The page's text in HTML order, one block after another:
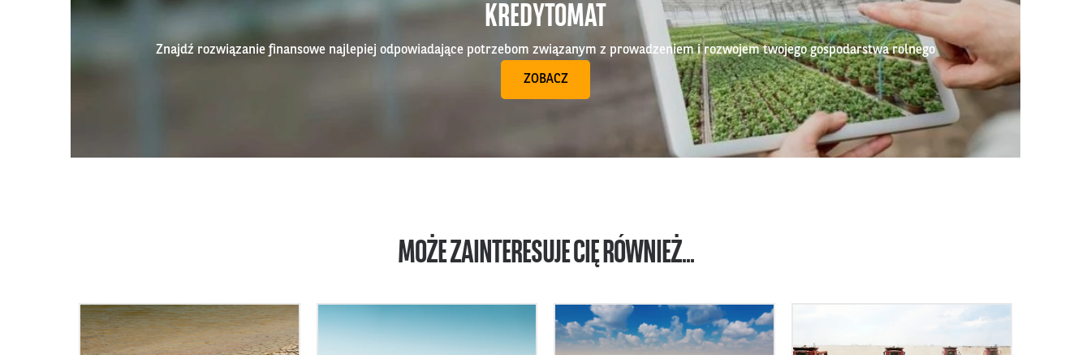
KREDYTOMAT
Znajdź rozwiązanie finansowe najlepiej odpowiadające potrzebom związanym z prowadzeniem i rozwojem twojego gospodarstwa rolnego
ZOBACZ
MOŻE ZAINTERESUJE CIĘ RÓWNIEŻ...